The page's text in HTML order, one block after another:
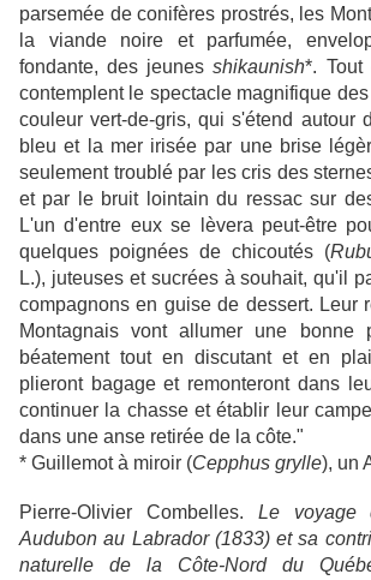
parsemée de conifères prostrés, les
la viande noire et parfumée,
fondante, des jeunesshikaunish*. Tout
contemplent le spectacle magnifique
couleur vert-de-gris, qui s'étend autour
bleu et la mer irisée par une brise
seulement troublé par les cris des
et par le bruit lointain du ressac sur
L'un d'entre eux se lèvera peut-être
quelques poignées de chicoutés (
L.), juteuses et sucrées à souhait, qu'il
compagnons en guise de dessert. Leur
Montagnais vont allumer une bonne
béatement tout en discutant et en
plieront bagage et remonteront dans
continuer la chasse et établir leur
dans une anse retirée de la côte."
* Guillemot à miroir (Cepphus grylle), un
Pierre-Olivier Combelles. Le voyage
Audubon au Labrador (1833) et sa
naturelle de la Côte-Nord du